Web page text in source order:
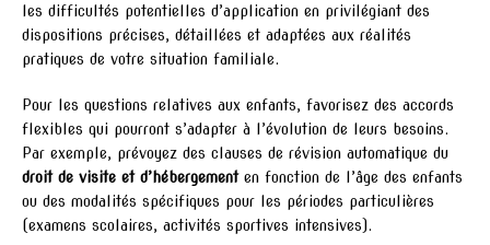
les difficultés potentielles d’application en privilégiant des
dispositions précises, détaillées et adaptées aux réalités
pratiques de votre situation familiale.
Pour les questions relatives aux enfants, favorisez des accords
flexibles qui pourront s’adapter à l’évolution de leurs besoins.
Par exemple, prévoyez des clauses de révision automatique du
droit de visite et d’hébergementen fonction de l’âge des enfants
ou des modalités spécifiques pour les périodes particulières
(examens scolaires, activités sportives intensives).